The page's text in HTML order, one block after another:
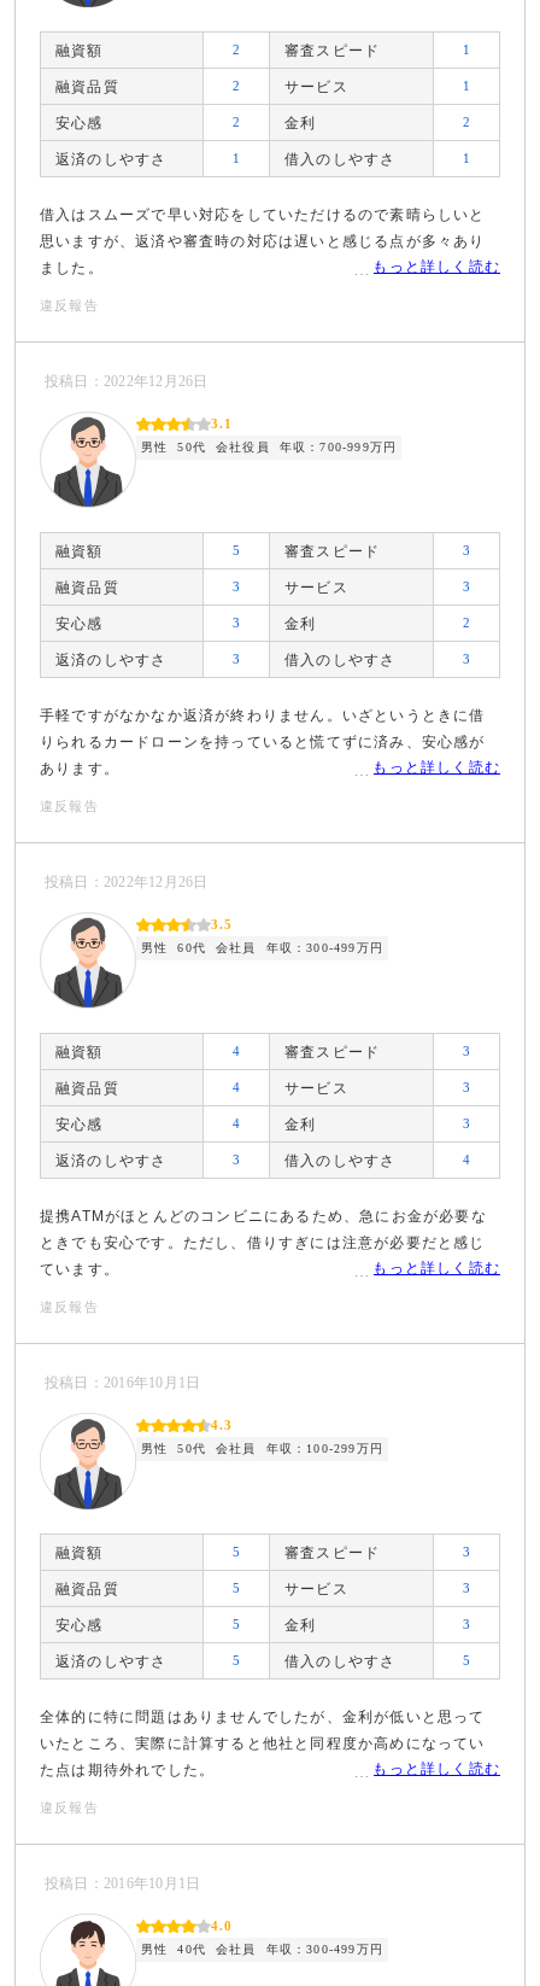
融資額 2 審査スピード 1
融資品質 2 サービス 1
安心感 2 金利 2
返済のしやすさ 1 借入のしやすさ 1
借入はスムーズで早い対応をしていただけるので素晴らしいと
思いますが、返済や審査時の対応は遅いと感じる点が多々あり
ました。
もっと詳しく読む
違反報告
投稿日：2022年12月26日
3.1
男性 50代 会社役員 年収：700-999万円
融資額 5 審査スピード 3
融資品質 3 サービス 3
安心感 3 金利 2
返済のしやすさ 3 借入のしやすさ 3
手軽ですがなかなか返済が終わりません。いざというときに借
りられるカードローンを持っていると慌てずに済み、安心感が
あります。
もっと詳しく読む
違反報告
投稿日：2022年12月26日
3.5
男性 60代 会社員 年収：300-499万円
融資額 4 審査スピード 3
融資品質 4 サービス 3
安心感 4 金利 3
返済のしやすさ 3 借入のしやすさ 4
提携ATMがほとんどのコンビニにあるため、急にお金が必要な
ときでも安心です。ただし、借りすぎには注意が必要だと感じ
ています。
もっと詳しく読む
違反報告
投稿日：2016年10月1日
4.3
男性 50代 会社員 年収：100-299万円
融資額 5 審査スピード 3
融資品質 5 サービス 3
安心感 5 金利 3
返済のしやすさ 5 借入のしやすさ 5
全体的に特に問題はありませんでしたが、金利が低いと思って
いたところ、実際に計算すると他社と同程度か高めになってい
た点は期待外れでした。
もっと詳しく読む
違反報告
投稿日：2016年10月1日
4.0
男性 40代 会社員 年収：300-499万円